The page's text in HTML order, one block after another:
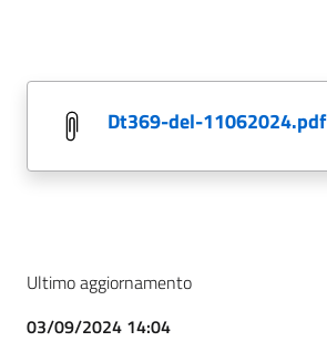
dt369-del-11062024.pdf
Ultimo aggiornamento
03/09/2024 14:04